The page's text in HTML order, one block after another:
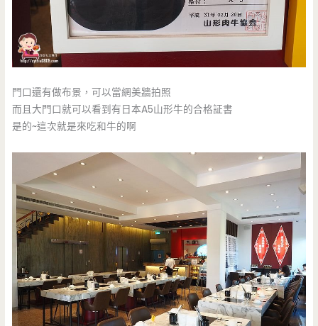
門口還有做布景，可以當網美牆拍照
而且大門口就可以看到有日本A5山形牛的合格証書
是的~這次就是來吃和牛的啊